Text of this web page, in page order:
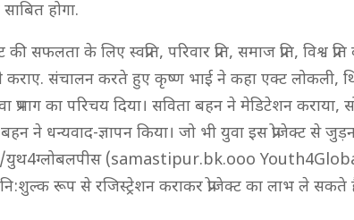
होगा.
सफलता के लिए स्वप्रति, परिवार प्रति, समाज प्रति, विश्व प्रति
संचालन करते हुए कृष्ण भाई ने कहा एक्ट लोकली,
प्रभाग का परिचय दिया। सविता बहन ने मेडिटेशन कराया,
ने धन्यवाद-ज्ञापन किया। जो भी युवा इस प्रोजेक्ट से
युथ4ग्लोबलपीस (samastipur.bk.ooo
रूप से रजिस्ट्रेशन कराकर प्रोजेक्ट का लाभ ले सकते